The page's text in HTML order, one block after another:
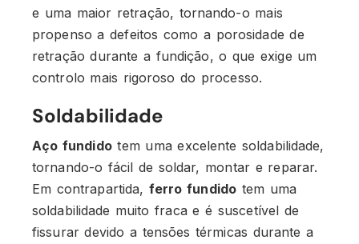
e uma maior retração, tornando-o mais
propenso a defeitos como a porosidade de
retração durante a fundição, o que exige um
controlo mais rigoroso do processo.
Soldabilidade
Aço fundidotem uma excelente soldabilidade,
tornando-o fácil de soldar, montar e reparar.
Em contrapartida, ferro fundidotem uma
soldabilidade muito fraca e é suscetível de
fissurar devido a tensões térmicas durante a